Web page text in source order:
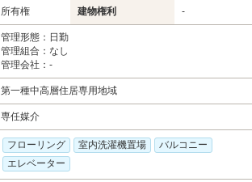
所有権 建物権利 -
管理形態：日勤
管理組合：なし
管理会社：-
第一種中高層住居専用地域
専任媒介
フローリング 室内洗濯機置場
バルコニー
エレベーター